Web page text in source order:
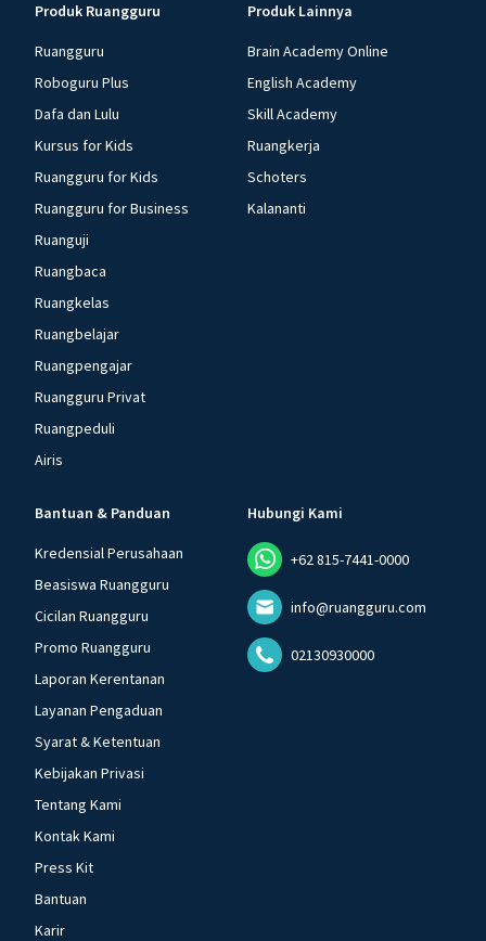
Produk Ruangguru
Ruangguru
Roboguru Plus
Dafa dan Lulu
Kursus for Kids
Ruangguru for Kids
Ruangguru for Business
Ruanguji
Ruangbaca
Ruangkelas
Ruangbelajar
Ruangpengajar
Ruangguru Privat
Ruangpeduli
Airis
Produk Lainnya
Brain Academy Online
English Academy
Skill Academy
Ruangkerja
Schoters
Kalananti
Bantuan & Panduan
Kredensial Perusahaan
Beasiswa Ruangguru
Cicilan Ruangguru
Promo Ruangguru
Laporan Kerentanan
Layanan Pengaduan
Syarat & Ketentuan
Kebijakan Privasi
Tentang Kami
Kontak Kami
Press Kit
Bantuan
Karir
Hubungi Kami
+62 815-7441-0000
info@ruangguru.com
02130930000